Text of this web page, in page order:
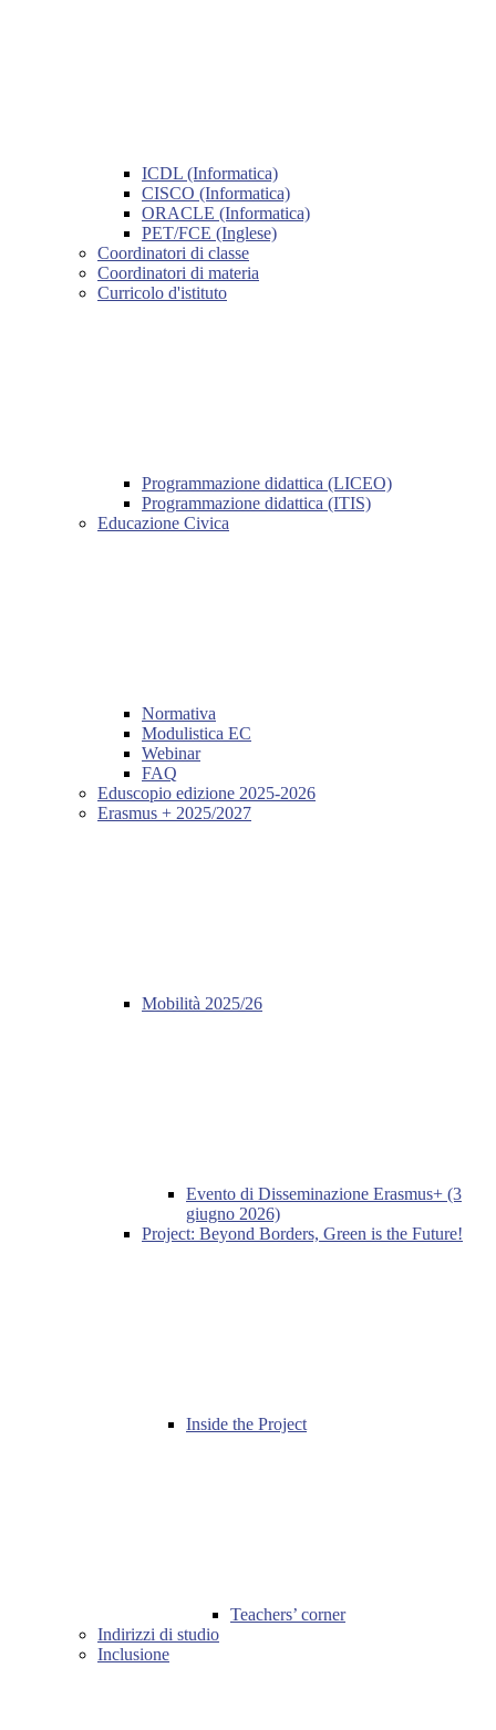
ICDL (Informatica)
CISCO (Informatica)
ORACLE (Informatica)
PET/FCE (Inglese)
Coordinatori di classe
Coordinatori di materia
Curricolo d'istituto
Programmazione didattica (LICEO)
Programmazione didattica (ITIS)
Educazione Civica
Normativa
Modulistica EC
Webinar
FAQ
Eduscopio edizione 2025-2026
Erasmus + 2025/2027
Mobilità 2025/26
Evento di Disseminazione Erasmus+ (3
giugno 2026)
Project: Beyond Borders, Green is the Future!
Inside the Project
Teachers’ corner
Indirizzi di studio
Inclusione